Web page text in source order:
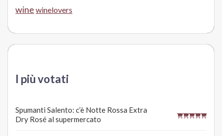
wine winelovers
I più votati
Spumanti Salento: c’è Notte Rossa Extra
Dry Rosé al supermercato